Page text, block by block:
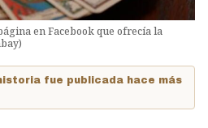
en Facebook que ofrecía la
fue publicada hace más